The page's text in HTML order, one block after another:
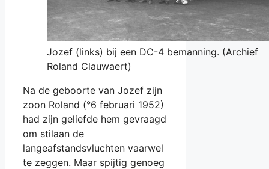
Jozef (links) bij een DC-4 bemanning. (Archief
Roland Clauwaert)
Na de geboorte van Jozef zijn
zoon Roland (°6 februari 1952)
had zijn geliefde hem gevraagd
om stilaan de
langeafstandsvluchten vaarwel
te zeggen. Maar spijtig genoeg